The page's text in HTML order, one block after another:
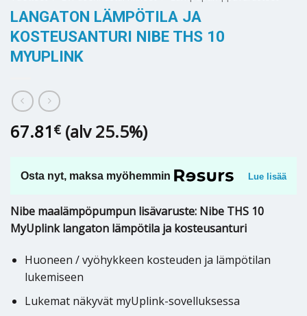
LANGATON LÄMPÖTILA JA
KOSTEUSANTURI NIBE THS 10
MYUPLINK
67.81 € (alv 25.5%)
Osta nyt, maksa myöhemmin Lue lisää
Nibe maalämpöpumpun lisävaruste: Nibe THS 10
MyUplink langaton lämpötila ja kosteusanturi
Huoneen / vyöhykkeen kosteuden ja lämpötilan
lukemiseen
Lukemat näkyvät myUplink-sovelluksessa